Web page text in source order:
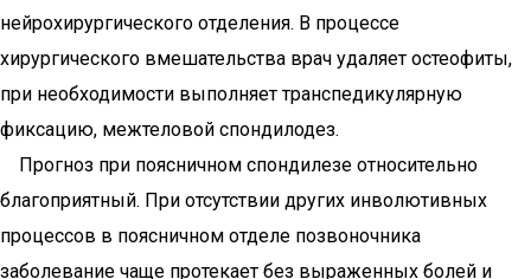
нейрохирургического отделения. В процессе
хирургического вмешательства врач удаляет остеофиты,
при необходимости выполняет транспедикулярную
фиксацию, межтеловой спондилодез.
Прогноз при поясничном спондилезе относительно
благоприятный. При отсутствии других инволютивных
процессов в поясничном отделе позвоночника
заболевание чаще протекает без выраженных болей и